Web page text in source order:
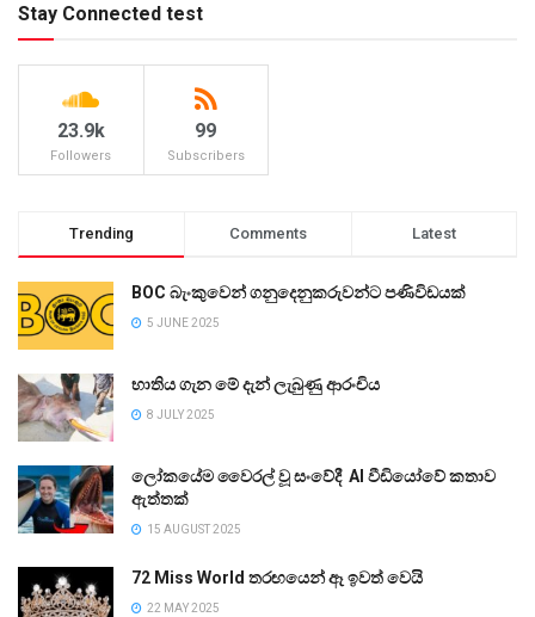
Stay Connected test
23.9k
Followers
99
Subscribers
Trending Comments Latest
BOC බැංකුවෙන් ගනුදෙනුකරුවන්ට පණිවිඩයක්
5 JUNE 2025
භාතිය ගැන මේ දැන් ලැබුණු ආරංචිය
8 JULY 2025
ලෝකයේම වෛරල් වූ සංවේදී AI වීඩියෝවේ කතාව
ඇත්තක්
15 AUGUST 2025
72 Miss World තරඟයෙන් ඈ ඉවත් වෙයි
22 MAY 2025